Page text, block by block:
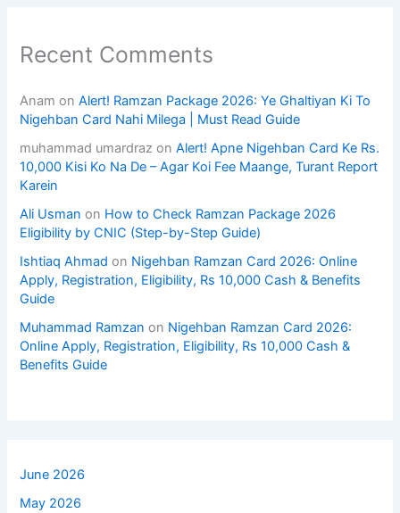
Recent Comments
Anam onAlert! Ramzan Package 2026: Ye Ghaltiyan Ki To
Nigehban Card Nahi Milega | Must Read Guide
muhammad umardraz onAlert! Apne Nigehban Card Ke Rs.
10,000 Kisi Ko Na De – Agar Koi Fee Maange, Turant Report
Karein
Ali Usman on How to Check Ramzan Package 2026
Eligibility by CNIC (Step-by-Step Guide)
Ishtiaq Ahmad on Nigehban Ramzan Card 2026: Online
Apply, Registration, Eligibility, Rs 10,000 Cash & Benefits
Guide
Muhammad Ramzan on Nigehban Ramzan Card 2026:
Online Apply, Registration, Eligibility, Rs 10,000 Cash &
Benefits Guide
June 2026
May 2026